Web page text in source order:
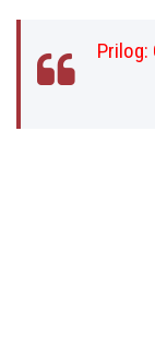
Prilog: